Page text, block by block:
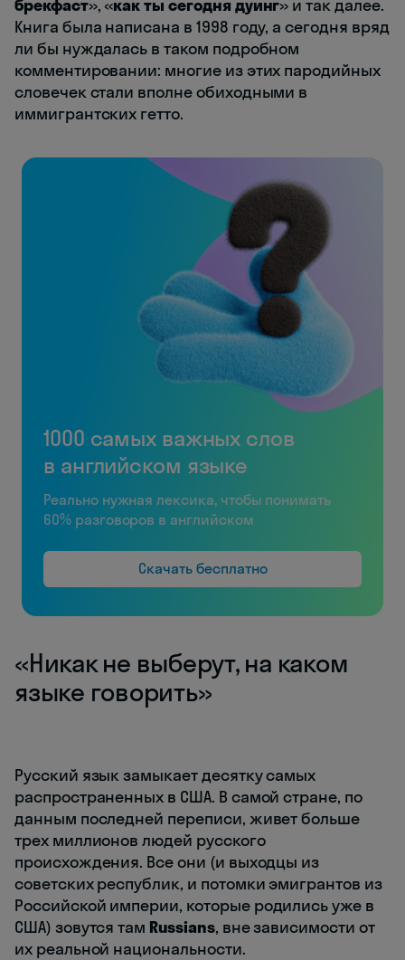
брекфаст», «как ты сегодня дуинг» и так далее.
Книга была написана в 1998 году, а сегодня вряд
ли бы нуждалась в таком подробном
комментировании: многие из этих пародийных
словечек стали вполне обиходными в
иммигрантских гетто.
1000 самых важных слов
в английском языке
Реально нужная лексика, чтобы понимать
60% разговоров в английском
Скачать бесплатно
«Никак не выберут, на каком
языке говорить»
Русский язык замыкает десятку самых
распространенных в США. В самой стране, по
данным последней переписи, живет больше
трех миллионов людей русского
происхождения. Все они (и выходцы из
советских республик, и потомки эмигрантов из
Российской империи, которые родились уже в
США) зовутся там Russians, вне зависимости от
их реальной национальности.